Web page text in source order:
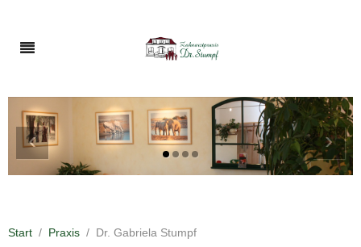
›
‹
Start Praxis Dr. Gabriela Stumpf